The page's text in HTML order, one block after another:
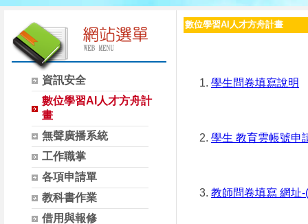
資訊安全
數位學習AI人才方舟計
畫
無聲廣播系統
工作職掌
各項申請單
教科書作業
借用與報修
數位學習AI人才方舟計畫
學生問卷填寫說明
學生 教育雲帳號申
教師問卷填寫 網址